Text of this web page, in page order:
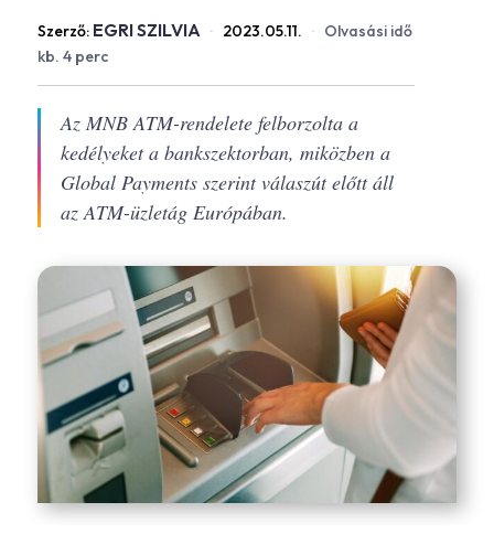
Szerző: EGRI SZILVIA · 2023.05.11. · Olvasási idő
kb. 4 perc
Az MNB ATM-rendelete felborzolta a
kedélyeket a bankszektorban, miközben a
Global Payments szerint válaszút előtt áll
az ATM-üzletág Európában.